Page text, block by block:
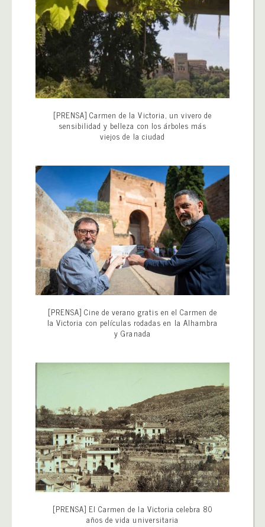
[PRENSA] Carmen de la Victoria, un vivero de
sensibilidad y belleza con los árboles más
viejos de la ciudad
[PRENSA] Cine de verano gratis en el Carmen de
la Victoria con películas rodadas en la Alhambra
y Granada
[PRENSA] El Carmen de la Victoria celebra 80
años de vida universitaria